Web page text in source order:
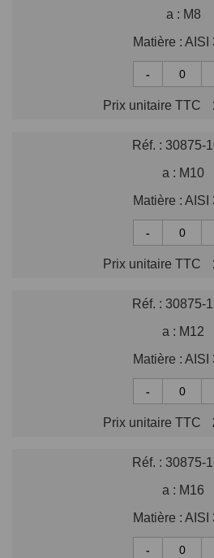
a : M8
Matière : AISI
-
Prix unitaire TTC
Réf. : 30875-
a : M10
Matière : AISI
-
Prix unitaire TTC
Réf. : 30875-
a : M12
Matière : AISI
-
Prix unitaire TTC
Réf. : 30875-
a : M16
Matière : AISI
-